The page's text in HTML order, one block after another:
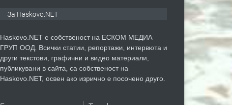
За Haskovo.NET
Haskovo.NET е собственост на ЕСКОМ МЕДИА
ГРУП ООД. Всички статии, репортажи, интервюта и
други текстови, графични и видео материали,
публикувани в сайта, са собственост на
Haskovo.NET, освен ако изрично е посочено друго.